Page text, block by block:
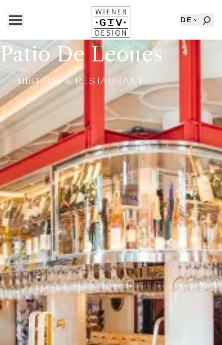
DE
Patio De Leones
BISTROT & RESTAURANT